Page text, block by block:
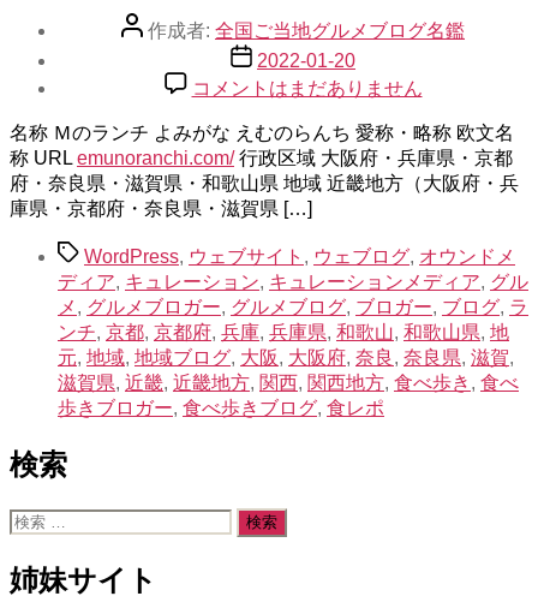
投 作成者: 全国ご当地グルメブログ名鑑
投
稿
2022-01-20
Ｍ
ラ
ン
チ
へ
コメントはまだありません
名称 Ｍのランチ よみがな えむのらんち 愛称・略称 欧文名
称 URL emunoranchi.com/行政区域 大阪府・兵庫県・京都
府・奈良県・滋賀県・和歌山県 地域 近畿地方（大阪府・兵
庫県・京都府・奈良県・滋賀県 […]
タ
グ
WordPress, ウェブサイト , ウェブログ, オウンドメ
ディア, キュレーション, キュレーションメディア, グル
メ , グルメブロガー, グルメブログ, ブロガー, ブログ, ラ
ンチ, 京都, 京都府, 兵庫, 兵庫県, 和歌山, 和歌山県, 地
元, 地域, 地域ブログ, 大阪, 大阪府, 奈良 , 奈良県, 滋賀,
滋賀県, 近畿, 近畿地方, 関西, 関西地方, 食べ歩き , 食べ
歩きブロガー, 食べ歩きブログ, 食レポ
検索
検
対
象:
姉妹サイト